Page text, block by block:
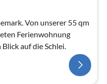
55 qm
Ferienwohnung
auf die Schlei.